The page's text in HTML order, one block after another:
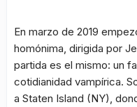
En marzo de 2019
homónima, dirigida por
partida es el mismo: un
cotidianidad vampírica.
a Staten Island (NY),